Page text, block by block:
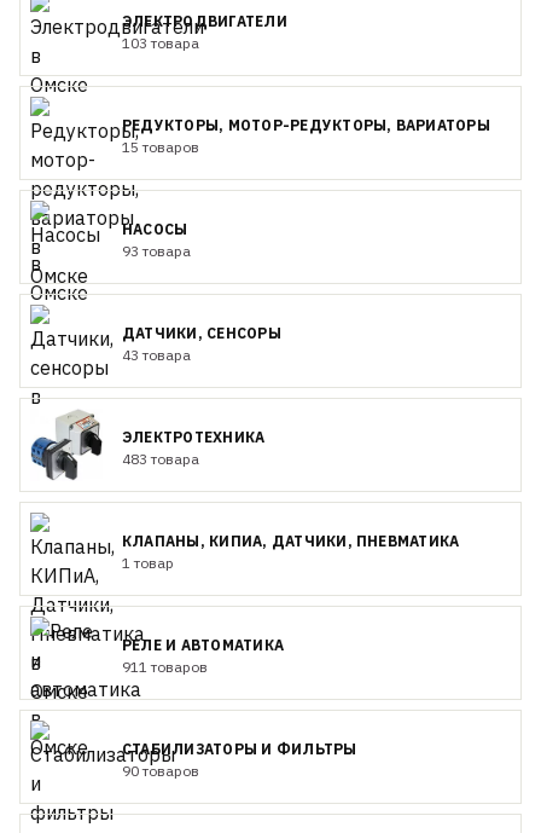
ЭЛЕКТРОДВИГАТЕЛИ
103 товара
РЕДУКТОРЫ, МОТОР-РЕДУКТОРЫ, ВАРИАТОРЫ
15 товаров
НАСОСЫ
93 товара
ДАТЧИКИ, СЕНСОРЫ
43 товара
ЭЛЕКТРОТЕХНИКА
483 товара
КЛАПАНЫ, КИПИА, ДАТЧИКИ, ПНЕВМАТИКА
1 товар
РЕЛЕ И АВТОМАТИКА
911 товаров
СТАБИЛИЗАТОРЫ И ФИЛЬТРЫ
90 товаров